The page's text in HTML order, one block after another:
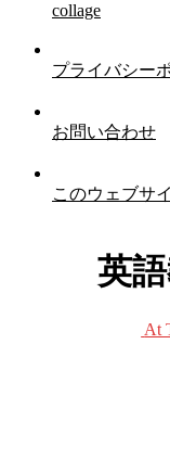
collage
プライバシー
お問い合わせ
このウェブサ
英
At